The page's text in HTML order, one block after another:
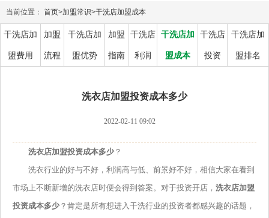
当前位置： 首页>加盟常识>干洗店加盟成本
干洗店加
盟费用
加盟
流程
干洗店加
盟优势
加盟
指南
干洗店
利润
干洗店加
盟成本
干洗店
投资
干洗店加
盟排名
洗衣店加盟投资成本多少
2022-02-11 09:02
洗衣店加盟投资成本多少 ？
洗衣行业的好与不好，利润高与低、前景好不好，相信大家在看到
市场上不断新增的洗衣店时便会得到答案。对于投资开店， 洗衣店加盟
投资成本多少 ？肯定是所有想进入干洗行业的投资者都感兴趣的话题，